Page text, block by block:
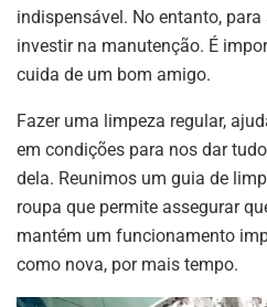
indispensável. No entanto,
investir na manutenção. É
cuida de um bom amigo.
Fazer uma limpeza regular,
em condições para nos dar
dela. Reunimos um guia de
roupa que permite assegurar
mantém um funcionamento
como nova, por mais tempo.